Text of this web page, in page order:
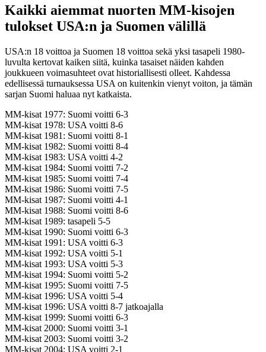
Kaikki aiemmat nuorten MM-kisojen
tulokset USA:n ja Suomen välillä
USA:n 18 voittoa ja Suomen 18 voittoa sekä yksi tasapeli 1980-
luvulta kertovat kaiken siitä, kuinka tasaiset näiden kahden
joukkueen voimasuhteet ovat historiallisesti olleet. Kahdessa
edellisessä turnauksessa USA on kuitenkin vienyt voiton, ja tämän
sarjan Suomi haluaa nyt katkaista.
MM-kisat 1977: Suomi voitti 6-3
MM-kisat 1978: USA voitti 8-6
MM-kisat 1981: Suomi voitti 8-1
MM-kisat 1982: Suomi voitti 8-4
MM-kisat 1983: USA voitti 4-2
MM-kisat 1984: Suomi voitti 7-2
MM-kisat 1985: Suomi voitti 7-4
MM-kisat 1986: Suomi voitti 7-5
MM-kisat 1987: Suomi voitti 4-1
MM-kisat 1988: Suomi voitti 8-6
MM-kisat 1989: tasapeli 5-5
MM-kisat 1990: Suomi voitti 6-3
MM-kisat 1991: USA voitti 6-3
MM-kisat 1992: USA voitti 5-1
MM-kisat 1993: USA voitti 5-3
MM-kisat 1994: Suomi voitti 5-2
MM-kisat 1995: Suomi voitti 7-5
MM-kisat 1996: USA voitti 5-4
MM-kisat 1996: USA voitti 8-7 jatkoajalla
MM-kisat 1999: Suomi voitti 6-3
MM-kisat 2000: Suomi voitti 3-1
MM-kisat 2003: Suomi voitti 3-2
MM-kisat 2004: USA voitti 2-1